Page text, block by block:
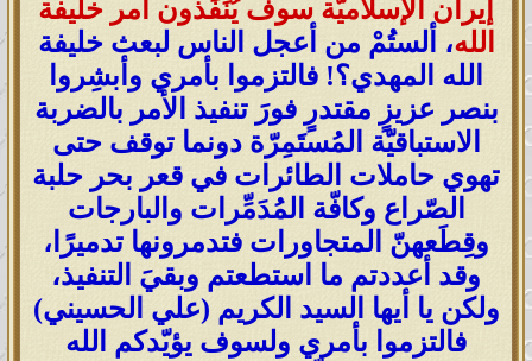
إيران الإسلاميّة سوف يُنَفِّذون أمر خليفة
الله، ألستُمْ من أعجل الناس لبعث خليفة
الله المهدي؟! فالتزموا بأمري وأبشِروا
بنصر عزيزٍ مقتدرٍ فورَ تنفيذ الأمر بالضربة
الاستباقيّة المُستَمِرّة دونما توقف حتى
تهوي حاملات الطائرات في قعر بحر حلبة
الصّراع وكافّة المُدَمِّرات والبارجات
وقِطَعهنّ المتجاورات فتدمرونها تدميرًا،
وقد أعددتم ما استطعتم وبقيَ التنفيذ،
ولكن يا أيها السيد الكريم (علي الحسيني)
فالتزموا بأمري ولسوف يؤيّدكم الله